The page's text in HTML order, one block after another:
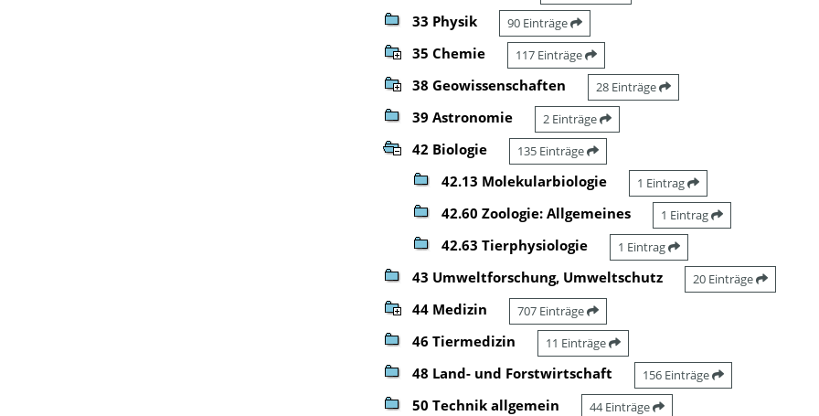
33 Physik 90 Einträge
35 Chemie 117 Einträge
38 Geowissenschaften 28 Einträge
39 Astronomie 2 Einträge
42 Biologie 135 Einträge
42.13 Molekularbiologie 1 Eintrag
42.60 Zoologie: Allgemeines 1 Eintrag
42.63 Tierphysiologie 1 Eintrag
43 Umweltforschung, Umweltschutz 20 Einträge
44 Medizin 707 Einträge
46 Tiermedizin 11 Einträge
48 Land- und Forstwirtschaft 156 Einträge
50 Technik allgemein 44 Einträge